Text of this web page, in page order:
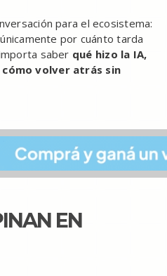
para el ecosistema:
por cuánto tarda
saber qué hizo la IA,
volver atrás sin
EN